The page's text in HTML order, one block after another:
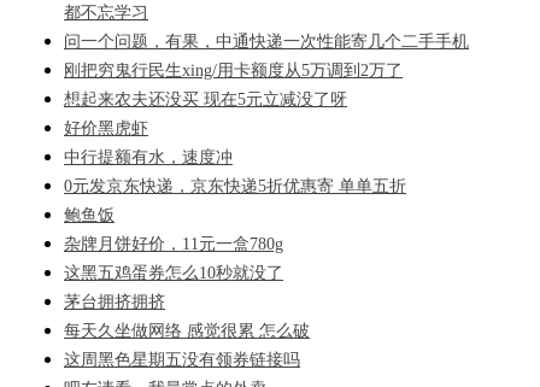
都不忘学习
问一个问题，有果，中通快递一次性能寄几个二手手机
刚把穷鬼行民生xing/用卡额度从5万调到2万了
想起来农夫还没买 现在5元立减没了呀
好价黑虎虾
中行提额有水，速度冲
0元发京东快递，京东快递5折优惠寄 单单五折
鲍鱼饭
杂牌月饼好价，11元一盒780g
这黑五鸡蛋券怎么10秒就没了
茅台拥挤拥挤
每天久坐做网络 感觉很累 怎么破
这周黑色星期五没有领券链接吗